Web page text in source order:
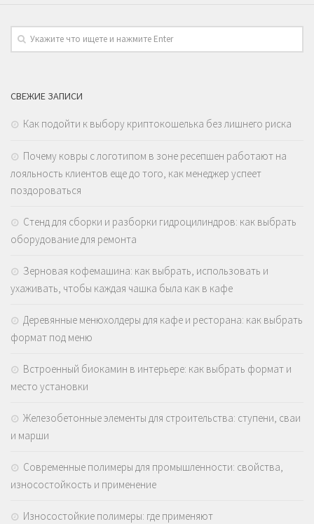
СВЕЖИЕ ЗАПИСИ
Как подойти к выбору криптокошелька без лишнего риска
Почему ковры с логотипом в зоне ресепшен работают на
лояльность клиентов еще до того, как менеджер успеет
поздороваться
Стенд для сборки и разборки гидроцилиндров: как выбрать
оборудование для ремонта
Зерновая кофемашина: как выбрать, использовать и
ухаживать, чтобы каждая чашка была как в кафе
Деревянные менюхолдеры для кафе и ресторана: как выбрать
формат под меню
Встроенный биокамин в интерьере: как выбрать формат и
место установки
Железобетонные элементы для строительства: ступени, сваи
и марши
Современные полимеры для промышленности: свойства,
износостойкость и применение
Износостойкие полимеры: где применяют